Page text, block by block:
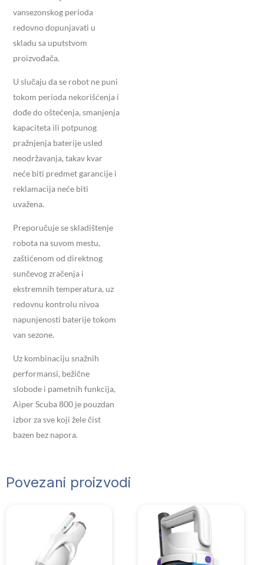
vansezonskog perioda
redovno dopunjavati u
skladu sa uputstvom
proizvođača.
U slučaju da se robot ne puni
tokom perioda nekorišćenja i
dođe do oštećenja, smanjenja
kapaciteta ili potpunog
pražnjenja baterije usled
neodržavanja, takav kvar
neće biti predmet garancije i
reklamacija neće biti
uvažena.
Preporučuje se skladištenje
robota na suvom mestu,
zaštićenom od direktnog
sunčevog zračenja i
ekstremnih temperatura, uz
redovnu kontrolu nivoa
napunjenosti baterije tokom
van sezone.
Uz kombinaciju snažnih
performansi, bežične
slobode i pametnih funkcija,
Aiper Scuba 800 je pouzdan
izbor za sve koji žele čist
bazen bez napora.
Povezani proizvodi